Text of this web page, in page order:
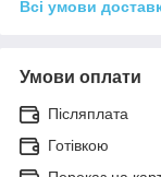
Всі умови
Умови оплати
Післяплата
Готівкою